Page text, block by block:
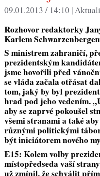
09.01.2013 / 14:10 |
Rozhovor redaktorky
Karlem
S ministrem zahraničí,
prezidentským
jsme hovořili před
se vláda začala otřásat
tom, jaký by byl
hrad pod jeho vedením.
aby se zaprvé pokoušel
všemi stranami a také
různými politickými
být iniciátorem nového
E15: Kolem volby
místopředseda vaší
už zmínil, že schválit